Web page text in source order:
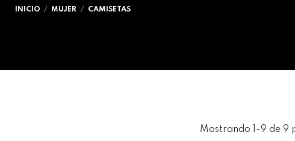
INICIO MUJER CAMISETAS
Mostrando 1-9 de 9